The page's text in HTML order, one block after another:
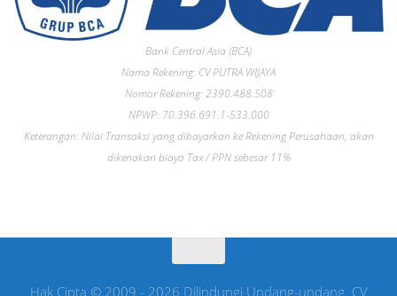
Bank Central Asia (BCA)
Nama Rekening: CV PUTRA WIJAYA
Nomor Rekening: 2390.488.508
NPWP: 70.396.691.1-533.000
Keterangan: Nilai Transaksi yang dibayarkan ke Rekening Perusahaan, akan
dikenakan biaya Tax / PPN sebesar 11%
Hak Cipta © 2009 - 2026 Dilindungi Undang-undang. CV